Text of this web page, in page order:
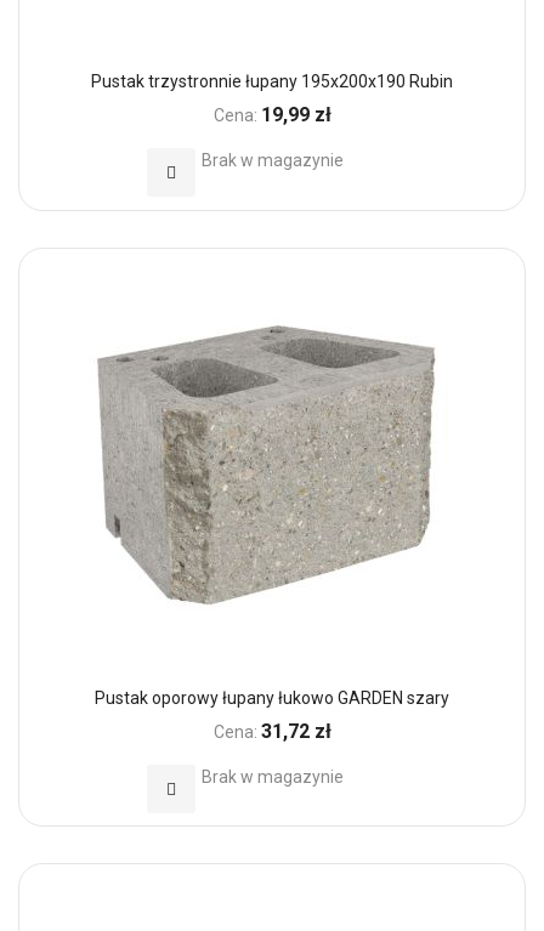
Pustak trzystronnie łupany 195x200x190 Rubin
Cena: 19,99 zł
Brak w magazynie
Dodaj do Ulubionych
Pustak oporowy łupany łukowo GARDEN szary
Cena: 31,72 zł
Brak w magazynie
Dodaj do Ulubionych